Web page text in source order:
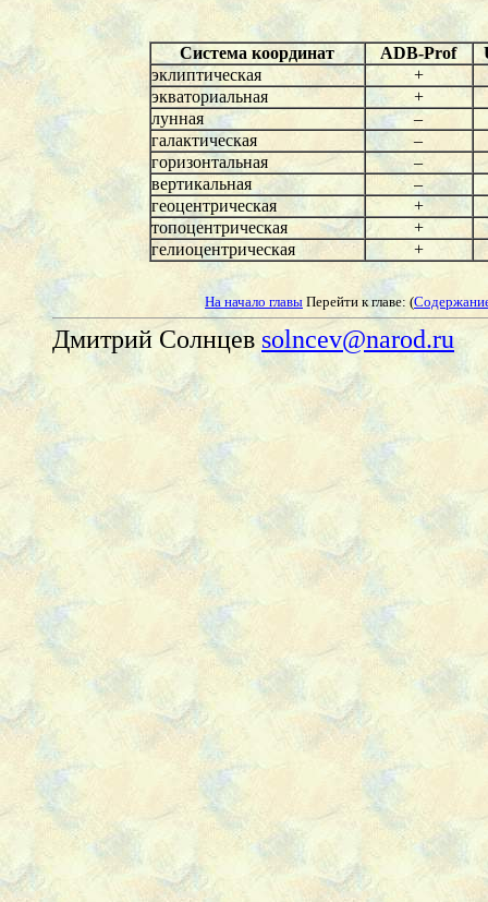
Система координат ADB-Prof
эклиптическая
+
экваториальная
+
лунная
–
галактическая
–
горизонтальная
–
вертикальная
–
геоцентрическая
+
топоцентрическая
+
гелиоцентрическая
+
На начало главы Перейти к главе: (
Дмитрий Солнцев solncev@narod.ru